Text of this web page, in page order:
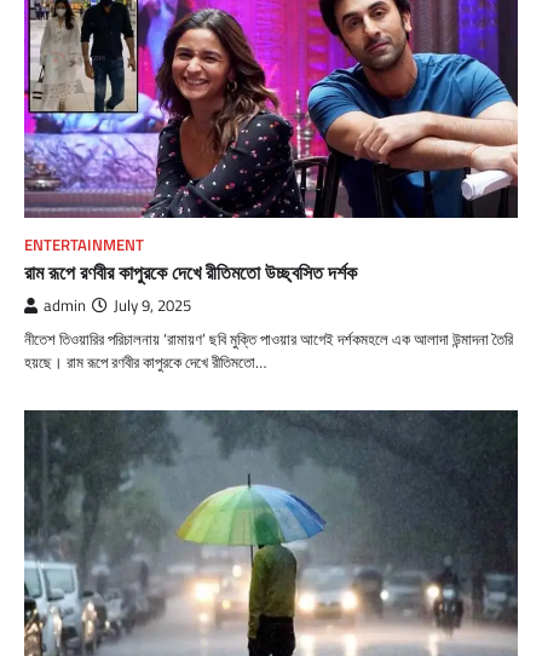
ENTERTAINMENT
রাম রূপে রণবীর কাপুরকে দেখে রীতিমতো উচ্ছ্বসিত দর্শক
admin July 9, 2025
নীতেশ তিওয়ারির পরিচালনায় ‘রামায়ণ’ ছবি মুক্তি পাওয়ার আগেই দর্শকমহলে এক আলাদা উন্মাদনা তৈরি
হয়ছে। রাম রূপে রণবীর কাপুরকে দেখে রীতিমতো…